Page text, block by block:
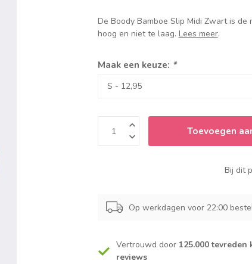
De Boody Bamboe Slip Midi Zwart is
hoog en niet te laag. Lees meer.
Maak een keuze: *
Toevoegen
Bij dit
Op werkdagen voor 22:00
Vertrouwd door 125.000 tevreden
reviews